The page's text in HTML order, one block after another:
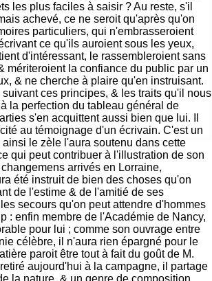
les plus faciles à saisir ? Au reste, s'il
achevé, ce ne seroit qu'après qu'on
particuliers, qui n'embrasseroient
ce qu'ils auroient sous les yeux,
d'intéressant, le rassembleroient sans
mériteroient la confiance du public par un
& ne cherche à plaire qu'en instruisant.
ces principes, & les traits qu'il nous
la perfection du tableau général de
s'en acquittent aussi bien que lui. Il
au témoignage d'un écrivain. C'est un
le zèle l'aura soutenu dans cette
qui peut contribuer à l'illustration de son
arrivés en Lorraine,
été instruit de bien des choses qu'on
de l'estime & de l'amitié de ses
secours qu'on peut attendre d'hommes
: enfin membre de l'Académie de Nancy,
pour lui ; comme son ouvrage entre
célèbre, il n'aura rien épargné pour le
paroit être tout à fait du goût de M.
aujourd'hui à la campagne, il partage
la nature, & un genre de composition